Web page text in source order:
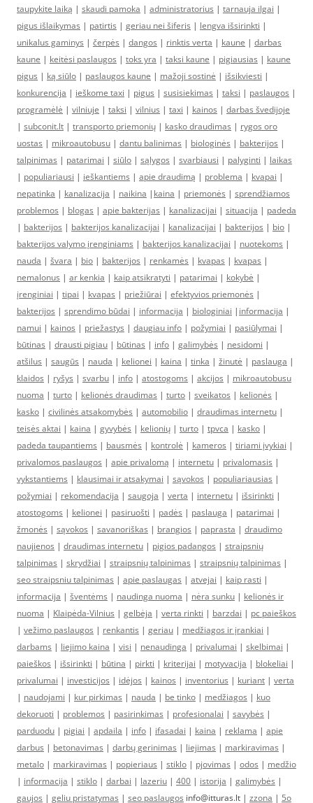
taupykite laiką | skaudi pamoka | administratorius | tarnauja ilgai |
pigus išlaikymas | patirtis | geriau nei šiferis | lengva išsirinkti |
unikalus gaminys | čerpės | dangos | rinktis verta | kaune | darbas
kaune | keitėsi paslaugos | toks yra | taksi kaune | pigiausias | kaune
pigus | ką siūlo | paslaugos kaune | mažoji sostinė | išsikviesti |
konkurencija | ieškome taxi | pigus | susisiekimas | taksi | paslaugos |
programėlė | vilniuje | taksi | vilnius | taxi | kainos | darbas švedijoje
| subconit.lt | transporto priemonių | kasko draudimas | rygos oro
uostas | mikroautobusu | dantu balinimas | biologinės | bakterijos |
talpinimas | patarimai | siūlo | sąlygos | svarbiausi | palyginti | laikas
| populiariausi | ieškantiems | apie draudimą | problema | kvapai |
nepatinka | kanalizacija | naikina | kaina | priemonės | sprendžiamos
problemos | blogas | apie bakterijas | kanalizacijai | situacija | padeda
| bakterijos | bakterijos kanalizacijai | kanalizacijai | bakterijos | bio |
bakterijos valymo įrenginiams | bakterijos kanalizacijai | nuotekoms |
nauda | švara | bio | bakterijos | renkamės | kvapas | kvapas |
nemalonus | ar kenkia | kaip atsikratyti | patarimai | kokybė |
įrenginiai | tipai | kvapas | priežiūrai | efektyvios priemonės |
bakterijos | sprendimo būdai | informacija | biologiniai | informacija |
namui | kainos | priežastys | daugiau info | požymiai | pasiūlymai |
būtinas | drausti pigiau | būtinas | info | galimybės | nesidomi |
atšilus | saugūs | nauda | kelionei | kaina | tinka | žinutė | paslauga |
klaidos | ryšys | svarbu | info | atostogoms | akcijos | mikroautobusu
nuoma | turto | kelionės draudimas | turto | sveikatos | kelionės |
kasko | civilinės atsakomybės | automobilio | draudimas internetu |
teisės aktai | kaina | gyvybės | kelionių | turto | tpvca | kasko |
padeda taupantiems | bausmės | kontrolė | kameros | tiriami įvykiai |
privalomos paslaugos | apie privalomą | internetu | privalomasis |
vykstantiems | klausimai ir atsakymai | sąvokos | populiariausias |
požymiai | rekomendacija | saugoja | verta | internetu | išsirinkti |
atostogoms | kelionei | pasiruošti | padės | paslauga | patarimai |
žmonės | sąvokos | savanoriškas | brangios | paprasta | draudimo
naujienos | draudimas internetu | pigios padangos | straipsnių
talpinimas | skrydžiai | straipsnių talpinimas | straipsnių talpinimas |
seo straipsniu talpinimas | apie paslaugas | atvejai | kaip rasti |
informacija | šventėms | naudinga nuoma | nėra sunku | kelionės ir
nuoma | Klaipėda-Vilnius | gelbėja | verta rinkti | barzdai | pc paieškos
| vežimo paslaugos | renkantis | geriau | medžiagos ir įrankiai |
darbams | liejimo kaina | visi | nenaudinga | privalumai | skelbimai |
paieškos | išsirinkti | būtina | pirkti | kriterijai | motyvacija | blokeliai |
privalumai | investicijos | idėjos | kainos | inventorius | kuriant | verta
| naudojami | kur pirkimas | nauda | be tinko | medžiagos | kuo
dekoruoti | problemos | pasirinkimas | profesionalai | savybės |
parduodu | pigiai | apdaila | info | ifasadai | kaina | reklama | apie
darbus | betonavimas | darbų gerinimas | liejimas | markiravimas |
metalo | markiravimas | popieriaus | stiklo | pjovimas | odos | medžio
| informacija | stiklo | darbai | lazeriu | 400 | istorija | galimybės |
gaujos | geliu pristatymas | seo paslaugos info@itturas.lt | zzona | 5o